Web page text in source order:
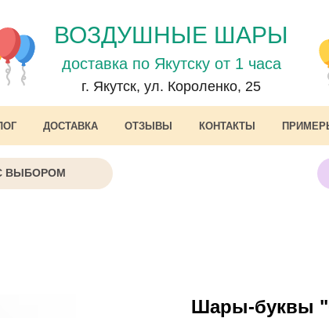
ВОЗДУШНЫЕ ШАРЫ
доставка по Якутску от 1 часа
г. Якутск, ул. Короленко, 25
ДОСТАВКА ОТЗЫВЫ КОНТАКТЫ
ВЫБОРОМ
Шары-буквы